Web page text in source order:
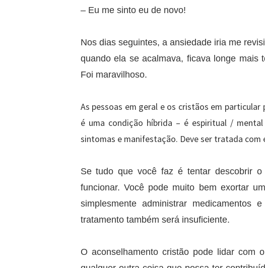
– Eu me sinto eu de novo!
Nos dias seguintes, a ansiedade iria me
quando ela se acalmava, ficava longe mais
Foi maravilhoso.
As pessoas em geral e os cristãos em
é uma condição híbrida – é espiritual /
sintomas e manifestação. Deve ser tratada
Se tudo que você faz é tentar descobrir
funcionar. Você pode muito bem exortar
simplesmente administrar
tratamento também será insuficiente.
O aconselhamento cristão pode lidar com